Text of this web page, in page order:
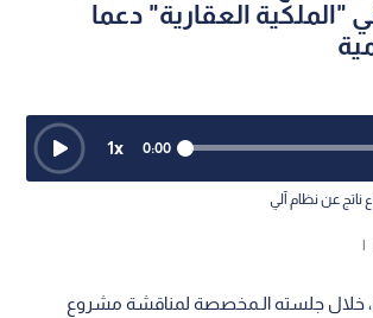
(30) في "الملكية العقارية" دعما
0:00
1x
عن نظام آلي
|
خلال جلسته الـمخصصة لمناقشة مشروع